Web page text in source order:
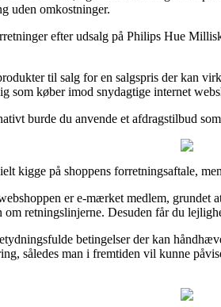
uden omkostninger.
efter udsalg på Philips Hue
til salg for en salgspris der kan
køber imod snydagtige internet
burde du anvende et afdragstilbud
kigge på shoppens forretningsaftale,
er e-mærket medlem, grundet
retningslinjerne. Desuden får du
betingelser der kan
således man i fremtiden vil kunne